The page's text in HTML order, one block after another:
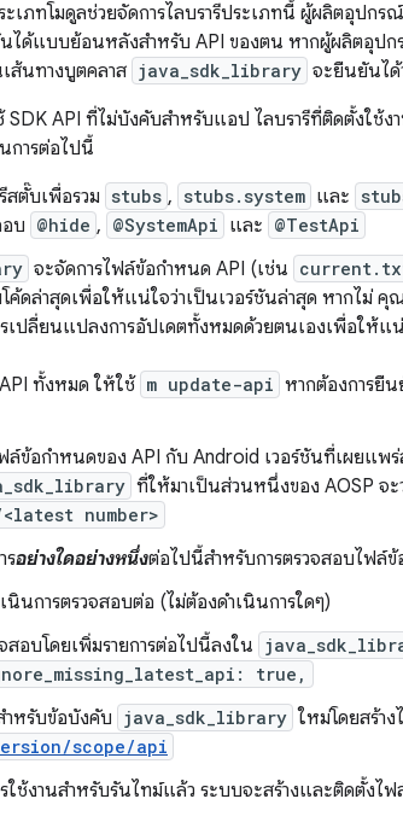
ะเภทโมดูลช่วยจัดการไลบรารีประเภทนี้ ผู้ผลิตอุปกร
นได้แบบย้อนหลังสำหรับ API ของตน หากผู้ผลิตอุป
ส้นทางบูตคลาส java_sdk_library จะยืนยันได้
SDK API ที่ไม่บังคับสําหรับแอป ไลบรารีที่ติดตั้งใช้ง
การต่อไปนี้
สตั๊บเพื่อรวม stubs , stubs.system และ
บ @hide , @SystemApi และ @TestApi
จะจัดการไฟล์ข้อกำหนด API (เช่น
ค้ดล่าสุดเพื่อให้แน่ใจว่าเป็นเวอร์ชันล่าสุด หากไม่
เปลี่ยนแปลงการอัปเดตทั้งหมดด้วยตนเองเพื่อให้
ทั้งหมด ให้ใช้ m update-api หากต้องการยืน
ล์ข้อกำหนดของ API กับ Android เวอร์ชันที่เผยแพ
ที่ให้มาเป็นส่วนหนึ่งของ AOSP จ
number>
รอย่างใดอย่างหนึ่งต่อไปนี้สำหรับการตรวจสอบไฟล์
นการตรวจสอบต่อ (ไม่ต้องดำเนินการใดๆ)
สอบโดยเพิ่มรายการต่อไปนี้ลงใน
true,
ำหรับข้อบังคับ java_sdk_library ใหม่โดยสร้าง
scope/api
ใช้งานสําหรับรันไทม์แล้ว ระบบจะสร้างและติดตั้งไ